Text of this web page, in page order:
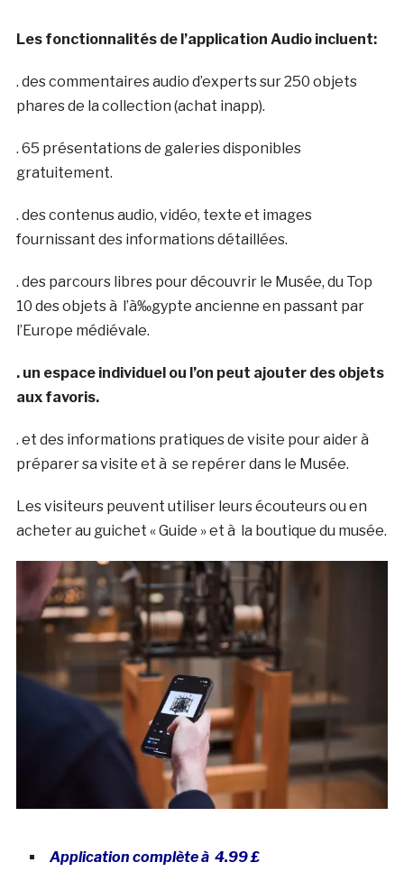
Les fonctionnalités de l’application Audio incluent:
. des commentaires audio d’experts sur 250 objets
phares de la collection (achat inapp).
. 65 présentations de galeries disponibles
gratuitement.
. des contenus audio, vidéo, texte et images
fournissant des informations détaillées.
. des parcours libres pour découvrir le Musée, du Top
10 des objets à l’à‰gypte ancienne en passant par
l’Europe médiévale.
. un espace individuel ou l’on peut ajouter des objets
aux favoris.
. et des informations pratiques de visite pour aider à
préparer sa visite et à se repérer dans le Musée.
Les visiteurs peuvent utiliser leurs écouteurs ou en
acheter au guichet « Guide » et à la boutique du musée.
Application complète à 4.99 £